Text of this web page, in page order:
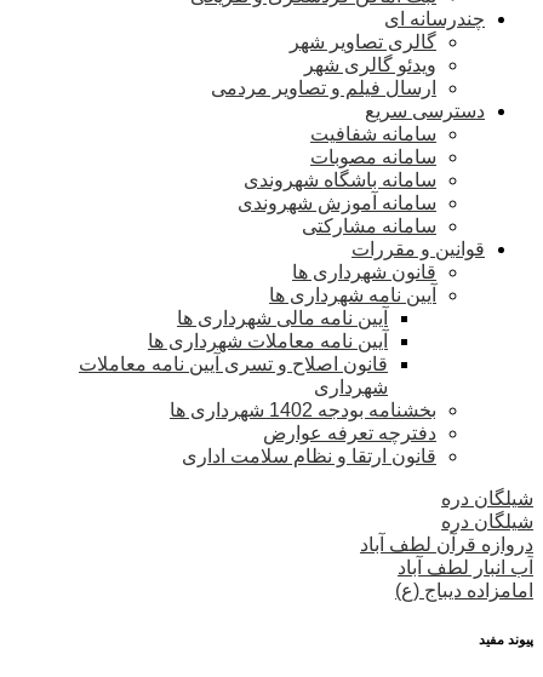
چندرسانه ای
گالری تصاویر شهر
ویدئو گالری شهر
ارسال فیلم و تصاویر مردمی
دسترسی سریع
سامانه شفافیت
سامانه مصوبات
سامانه باشگاه شهروندی
سامانه آموزش شهروندی
سامانه مشارکتی
قوانین و مقررات
قانون شهرداری ها
آیین نامه شهرداری ها
آیین نامه مالی شهرداری ها
آیین نامه معاملات شهرداری ها
قانون اصلاح و تسری آیین نامه معاملات
شهرداری
بخشنامه بودجه 1402 شهرداری ها
دفترچه تعرفه عوارض
قانون ارتقا و نظام سلامت اداری
شیلگان دره
شیلگان دره
دروازه قرآن لطف آباد
آب انبار لطف آباد
امامزاده دیباج (ع)
پیوند مفید